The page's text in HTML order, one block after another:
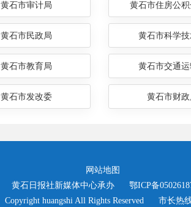
黄石市审计局 黄石市住房公
黄石市民政局 黄石市科学技
黄石市教育局 黄石市交通运
黄石市发改委 黄石市财政
网站地图
黄石日报社新媒体中心承办 鄂ICP备
Copyright huangshi All Rights Reserved 市长热